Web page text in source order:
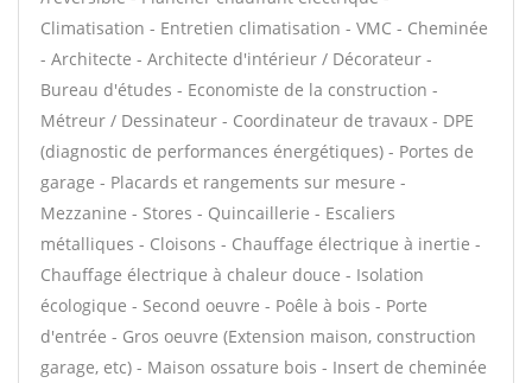
Climatisation - Entretien climatisation - VMC - Cheminée
- Architecte - Architecte d'intérieur / Décorateur -
Bureau d'études - Economiste de la construction -
Métreur / Dessinateur - Coordinateur de travaux - DPE
(diagnostic de performances énergétiques) - Portes de
garage - Placards et rangements sur mesure -
Mezzanine - Stores - Quincaillerie - Escaliers
métalliques - Cloisons - Chauffage électrique à inertie -
Chauffage électrique à chaleur douce - Isolation
écologique - Second oeuvre - Poêle à bois - Porte
d'entrée - Gros oeuvre (Extension maison, construction
garage, etc) - Maison ossature bois - Insert de cheminée